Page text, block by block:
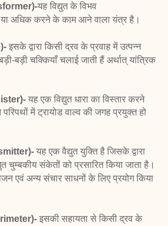
यह विद्युत के विभव
अधिक करने के काम आने वाला यंत्र है।
इसके द्वारा किसी द्रव के प्रवाह मेंउत्पन्न
बड़ी चक्कियाँ चलाई जाती हैं अर्थात् यांत्रिक
यह एक विद्युतधारा का विस्तार करने
परिपथों में ट्रायोड वाल्व की जगह प्रयुक्त हो
यह एक वैद्युत युक्ति है जिसके द्वारा
चुम्बकीय संकेतों को प्रसारित किया जाता है।
एवं अन्य संचार साधनों के लिए प्रयोग किया
इसकी सहायता से किसी द्रव के